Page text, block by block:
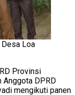
Desa Loa
Provinsi
Anggota DPRD
mengikuti panen